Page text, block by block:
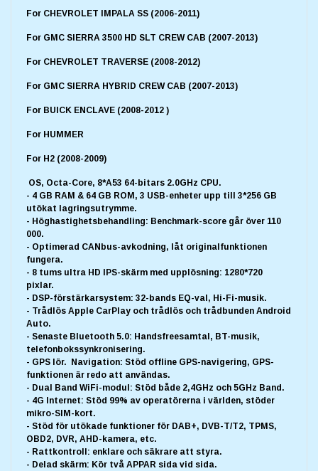
For CHEVROLET IMPALA SS (2006-2011)
For GMC SIERRA 3500 HD SLT CREW CAB (2007-2013)
For CHEVROLET TRAVERSE (2008-2012)
For GMC SIERRA HYBRID CREW CAB (2007-2013)
For BUICK ENCLAVE (2008-2012 )
For HUMMER
For H2 (2008-2009)
OS, Octa-Core, 8*A53 64-bitars 2.0GHz CPU.
- 4 GB RAM & 64 GB ROM, 3 USB-enheter upp till 3*256 GB
utökat lagringsutrymme.
- Höghastighetsbehandling: Benchmark-score går över 110
000.
- Optimerad CANbus-avkodning, låt originalfunktionen
fungera.
- 8 tums ultra HD IPS-skärm med upplösning: 1280*720
pixlar.
- DSP-förstärkarsystem: 32-bands EQ-val, Hi-Fi-musik.
- Trådlös Apple CarPlay och trådlös och trådbunden Android
Auto.
- Senaste Bluetooth 5.0: Handsfreesamtal, BT-musik,
telefonbokssynkronisering.
- GPS lör. Navigation: Stöd offline GPS-navigering, GPS-
funktionen är redo att användas.
- Dual Band WiFi-modul: Stöd både 2,4GHz och 5GHz Band.
- 4G Internet: Stöd 99% av operatörerna i världen, stöder
mikro-SIM-kort.
- Stöd för utökade funktioner för DAB+, DVB-T/T2, TPMS,
OBD2, DVR, AHD-kamera, etc.
- Rattkontroll: enklare och säkrare att styra.
- Delad skärm: Kör två APPAR sida vid sida.